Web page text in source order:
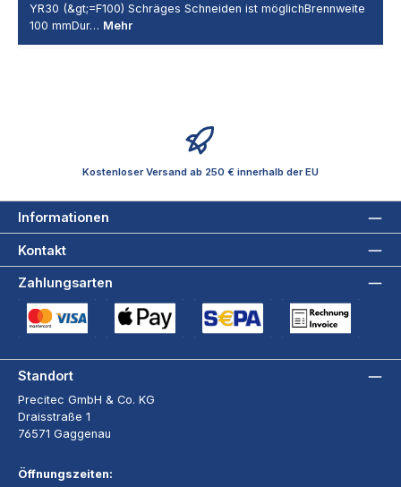
YR30 (&gt;=F100) Schräges Schneiden ist möglichBrennweite
100 mmDur… Mehr
Kostenloser Versand ab 250 € innerhalb der EU
Informationen
Kontakt
Zahlungsarten
Standort
Precitec GmbH & Co. KG
Draisstraße 1
76571 Gaggenau
Öffnungszeiten: